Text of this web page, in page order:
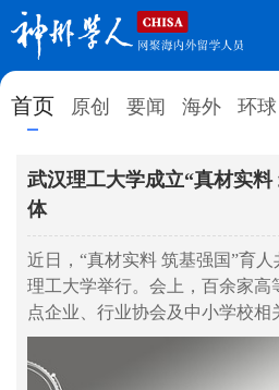
首页 原创 要闻 海外 环球
网站地图
原创
教育 就业创业
留学 人才
武汉理工大学成立“真材实料
体
近日，“真材实料 筑基强国”育
理工大学举行。会上，百余家高
点企业、行业协会及中小学校相